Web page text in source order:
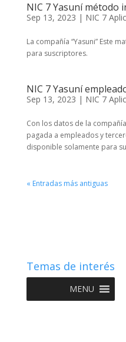
NIC 7 Yasuní método
Sep 13, 2023 | NIC 7
La compañía “Yasuni” Este
para suscriptores.
NIC 7 Yasuní
Sep 13, 2023 | NIC 7
Con los datos de la
pagada a empleados y
disponible solamente para
« Entradas más antiguas
Temas de interés
MENU